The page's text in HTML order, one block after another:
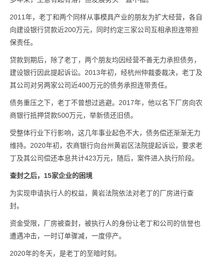
2011年，老丁和两个同样从事模具产业的朋友为扩大经营，各自
向建设银行贷款近200万元，同时约定三家公司互相承担连带担
保责任。
贷款到期后，除了老丁，两个朋友均因经营不善无力承担债务，
建设银行因此提起诉讼。2013年初，经杭州仲裁委裁决，老丁及
其公司对另两家公司近400万元的债务承担连带责任。
债务重压之下，老丁不曾想过逃避。2017年，他以名下厂房向农
商银行抵押贷款500万元，举新债还旧债。
受整体行业下行影响，这几年事业起色不大，债务偿还渐渐无力
维持。2020年初，农商银行向台州黄岩区法院提起诉讼，要求老
丁及其公司偿还本息共计423万元，随后，案件进入执行阶段。
查封之后，15家企业的困境
为实现申请执行人的权益，黄岩法院依法对老丁的厂房进行查
封。
资金受限，厂房被查封，被执行人的身份让老丁和公司的信誉也
遭遇冲击，一时订单骤减，一度停产。
2020年的冬天，是老丁的至暗时刻。